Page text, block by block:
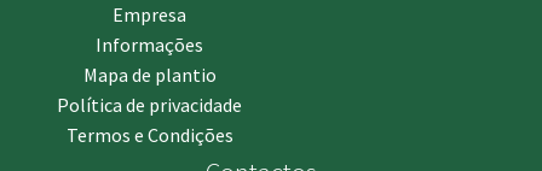
Empresa
Informações
Mapa de plantio
Política de privacidade
Termos e Condições